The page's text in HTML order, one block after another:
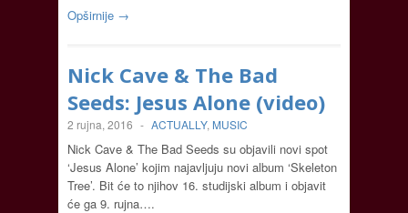
Opširnije →
Nick Cave & The Bad
Seeds: Jesus Alone (video)
2 rujna, 2016 - ACTUALLY, MUSIC
Nick Cave & The Bad Seeds su objavili novi spot
‘Jesus Alone’ kojim najavljuju novi album ‘Skeleton
Tree’. Bit će to njihov 16. studijski album i objavit
će ga 9. rujna….